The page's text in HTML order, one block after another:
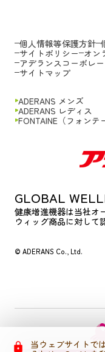
GLOBAL
健康増進機器は当社オ
ウィッグ商品に対して
© ADERANS Co., Ltd.
個人情報等保護方針
サイトポリシー オン
アデランスコーポレ
サイトマップ
ADERANS メンズ
ADERANS レディス
FONTAINE（フォンテ
当ウェブサイトで